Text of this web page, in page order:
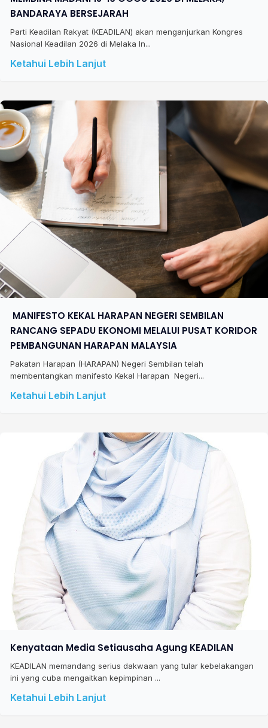
BANDARAYA BERSEJARAH
Parti Keadilan Rakyat (KEADILAN) akan menganjurkan Kongres
Nasional Keadilan 2026 di Melaka In...
Ketahui Lebih Lanjut
​ MANIFESTO KEKAL HARAPAN NEGERI SEMBILAN
RANCANG SEPADU EKONOMI MELALUI PUSAT KORIDOR
PEMBANGUNAN HARAPAN MALAYSIA
Pakatan Harapan (HARAPAN) Negeri Sembilan telah
membentangkan manifesto Kekal Harapan Negeri...
Ketahui Lebih Lanjut
Kenyataan Media Setiausaha Agung KEADILAN
KEADILAN memandang serius dakwaan yang tular kebelakangan
ini yang cuba mengaitkan kepimpinan ...
Ketahui Lebih Lanjut